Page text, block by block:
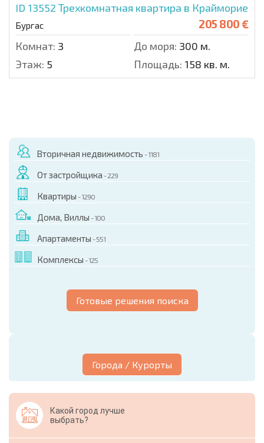
ID 13552 Трехкомнатная квартира в Крайморие
Бургас 205 800 €
Комнат: 3 До моря: 300 м.
Этаж: 5 Площадь: 158 кв. м.
Вторичная недвижимость - 1181
От застройщика - 229
Квартиры - 1290
Дома, Виллы - 100
Апартаменты - 551
Комплексы - 125
Готовые решения поиска
Города / Курорты
Какой город лучше
выбрать?